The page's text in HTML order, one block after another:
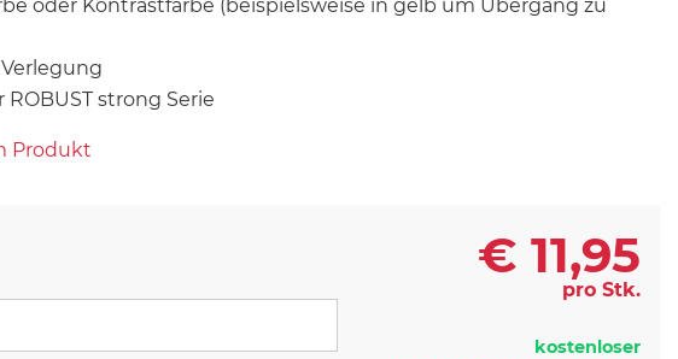
oder Kontrastfarbe (beispielsweise in gelb um Übergang zu
strong Serie
Produkt
€ 11,95
pro Stk.
kostenloser